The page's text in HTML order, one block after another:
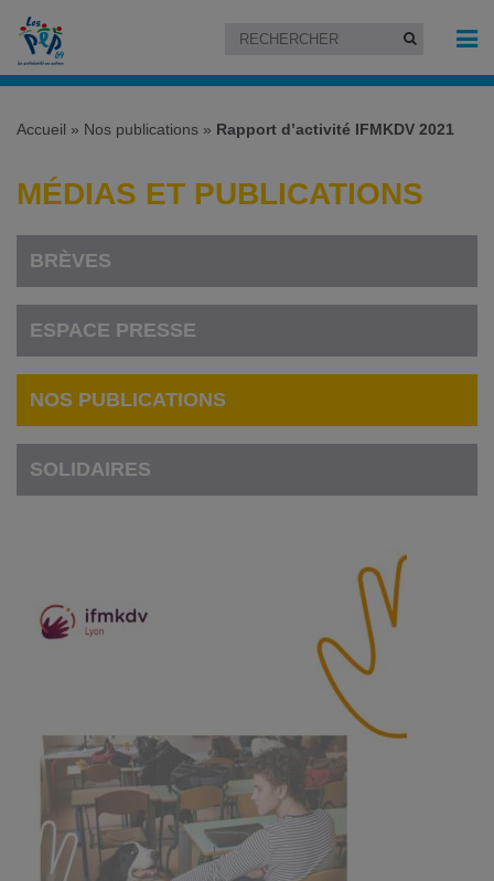
Accueil » Nos publications » Rapport d’activité IFMKDV 2021
MÉDIAS ET PUBLICATIONS
BRÈVES
ESPACE PRESSE
NOS PUBLICATIONS
SOLIDAIRES